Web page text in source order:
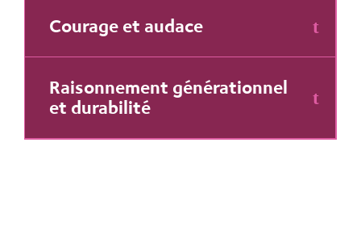
Courage et audace
Raisonnement générationnel
et durabilité